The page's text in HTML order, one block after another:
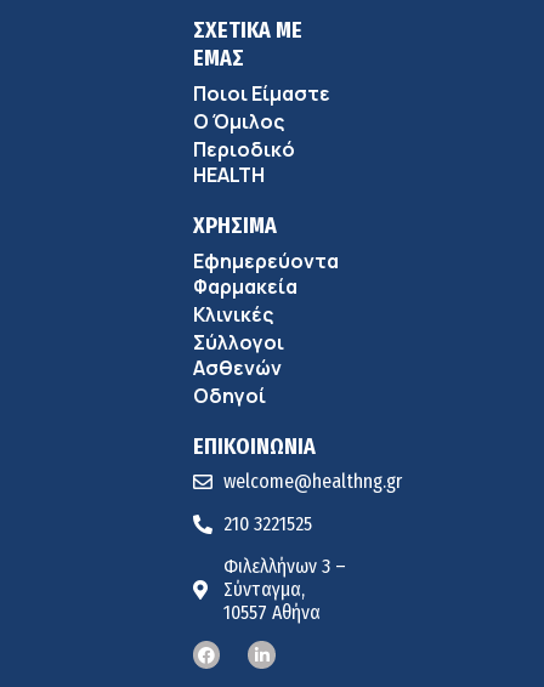
ΣΧΕΤΙΚΑ ΜΕ
ΕΜΑΣ
Ποιοι Είμαστε
Ο Όμιλος
Περιοδικό
HEALTH
ΧΡΗΣΙΜΑ
Εφημερεύοντα
Φαρμακεία
Κλινικές
Σύλλογοι
Ασθενών
Οδηγοί
ΕΠΙΚΟΙΝΩΝΙΑ
welcome@healthng.gr
210 3221525
Φιλελλήνων 3 –
Σύνταγμα,
10557 Αθήνα